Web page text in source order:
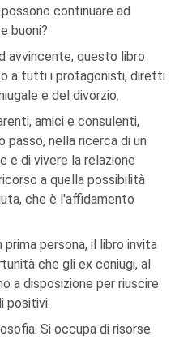
continuare ad
buoni?
avvincente, questo libro
a tutti i protagonisti, diretti
e del divorzio.
amici e consulenti,
passo, nella ricerca di un
e di vivere la relazione
a quella possibilità
che è l'affidamento
persona, il libro invita
che gli ex coniugi, al
a disposizione per riuscire
positivi.
Si occupa di risorse